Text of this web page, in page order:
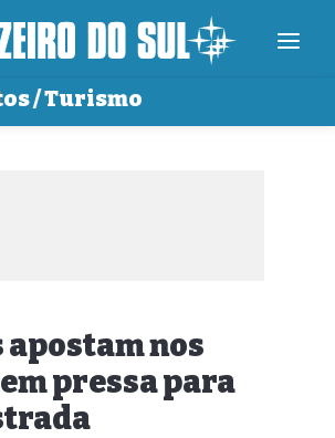
/ Turismo
apostam nos
pressa para